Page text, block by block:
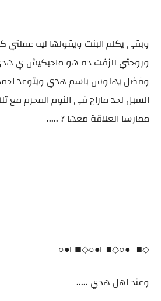
وبقى يكلم البنت ويقولها ليه
وروحتي للزفت ده هو ماحبكيش ي
وفضل يهلوس باسم هدي ويتوعد
السبل لحد ماراح فى النوم المحرم مع
ممارسا العلاقة معها ? .....
_ _ _
◇■□●○◇■□●○◇■□●○
وعند اهل هدي .....